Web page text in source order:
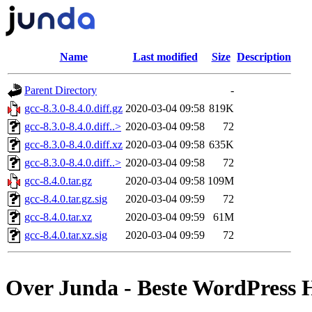
Name Last modified Size Description
Parent Directory
-
gcc-8.3.0-8.4.0.diff.gz 2020-03-04 09:58 819K
gcc-8.3.0-8.4.0.diff..> 2020-03-04 09:58
72
gcc-8.3.0-8.4.0.diff.xz 2020-03-04 09:58 635K
gcc-8.3.0-8.4.0.diff..> 2020-03-04 09:58
72
gcc-8.4.0.tar.gz
2020-03-04 09:58 109M
gcc-8.4.0.tar.gz.sig
2020-03-04 09:59
72
gcc-8.4.0.tar.xz
2020-03-04 09:59
61M
gcc-8.4.0.tar.xz.sig
2020-03-04 09:59 72
Over Junda - Beste WordPress